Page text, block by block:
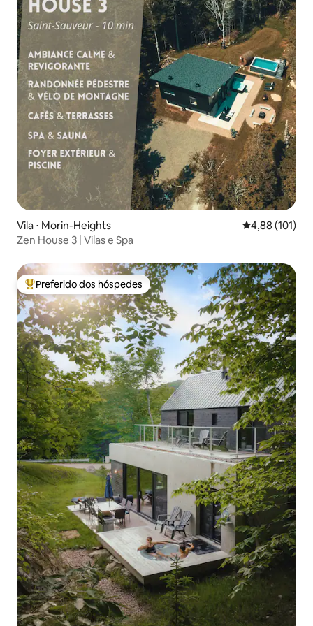
Vila ⋅ Morin-Heights 4,88 de uma
4,88 (101)
Zen House 3 | Vilas e Spa
Entre os melhores preferidos dos hóspedes
Preferido dos hóspedes